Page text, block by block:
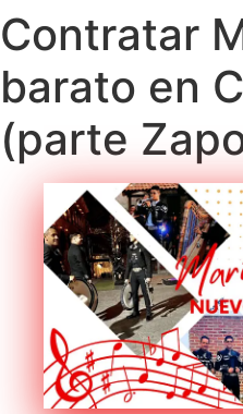
Contratar
barato en
(parte